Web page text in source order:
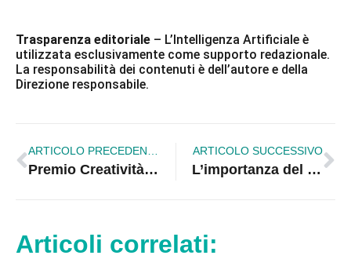
Trasparenza editoriale – L’Intelligenza Artificiale è
utilizzata esclusivamente come supporto redazionale.
La responsabilità dei contenuti è dell’autore e della
Direzione responsabile.
Premio Creatività Pescara. Riconoscimenti ai bambini dell’I.C. Rossano 3 per le loro opere sulla Pace
ARTICOLO SUCCESSIVO
L’importanza del voto europeo. Perciaccante (Confindustria Cosenza): «Serve un’Europa più forte»
Articoli correlati: